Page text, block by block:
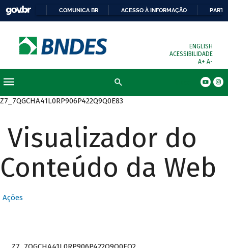
COMUNICA BR ACESSO À INFORMAÇÃO
ENGLISH
ACESSIBILIDADE
A+ A-
Z7_7QGCHA41L0RP906P422Q9Q0E83
Visualizador do
Conteúdo da Web
Ações